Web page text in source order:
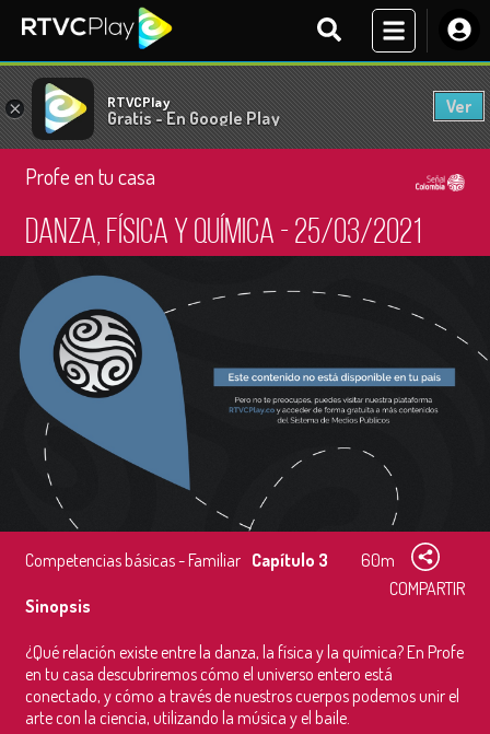
× RTVCPlay
Gratis - En Google Play
Ver
Profe en tu casa
Danza, física y química - 25/03/2021
Competencias básicas - Familiar Capítulo 3
60m
COMPARTIR
Sinopsis
¿Qué relación existe entre la danza, la física y la química? En Profe
en tu casa descubriremos cómo el universo entero está
conectado, y cómo a través de nuestros cuerpos podemos unir el
arte con la ciencia, utilizando la música y el baile.